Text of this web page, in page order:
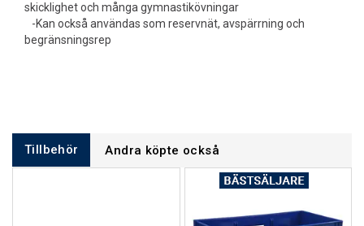
skicklighet och många gymnastikövningar
-Kan också användas som reservnät, avspärrning och
begränsningsrep
Tillbehör Andra köpte också